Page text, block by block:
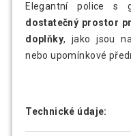
Elegantní police s
dostatečný prostor
doplňky, jako jsou
nebo upomínkové
Technické údaje: